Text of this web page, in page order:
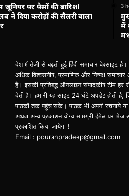
जूनियर पर पैसों की बारिश!
ने दिया करोड़ों की सैलरी वाला
3
में
देश में तेजी से बढ़ती हुई हिंदी समाचार वेबसाइट
अधिक विश्वसनीय, प्रमाणिक और निष्पक्ष समाचार
है। इसकी प्रतिबद्ध ऑनलाइन संपादकीय टीम हर
देती है। हमारी यह साइट 24 घंटे अपडेट होती है,
पाठकों तक पहुंच सके। पाठक भी अपनी रचनाये
अथवा अन्य प्रकाशन योग्य सामग्री ईमेल पर भेज
प्रकाशित किया जायेगा !
Email : pouranpradeep@gmail.com